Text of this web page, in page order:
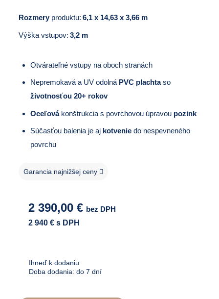
Rozmeryproduktu: 6,1 x 14,63 x 3,66 m
Výška vstupov: 3,2 m
Otvárateľné vstupy na oboch stranách
Nepremokavá a UV odolná PVC plachtaso
životnosťou 20+ rokov
Oceľovákonštrukcia s povrchovou úpravou pozink
Súčasťou balenia je aj kotveniedo nespevneného
povrchu
Garancia najnižšej ceny
2 390,00 € bez DPH
2 940€ s DPH
Ihneď k dodaniu
Doba dodania: do 7 dní